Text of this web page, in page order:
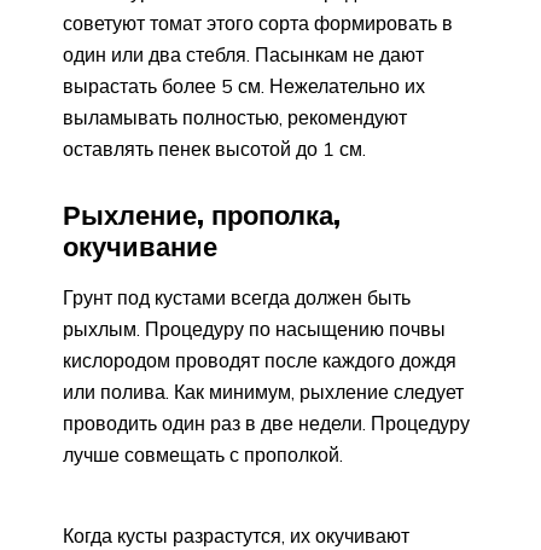
советуют томат этого сорта формировать в
один или два стебля. Пасынкам не дают
вырастать более 5 см. Нежелательно их
выламывать полностью, рекомендуют
оставлять пенек высотой до 1 см.
Рыхление, прополка,
окучивание
Грунт под кустами всегда должен быть
рыхлым. Процедуру по насыщению почвы
кислородом проводят после каждого дождя
или полива. Как минимум, рыхление следует
проводить один раз в две недели. Процедуру
лучше совмещать с прополкой.
Когда кусты разрастутся, их окучивают